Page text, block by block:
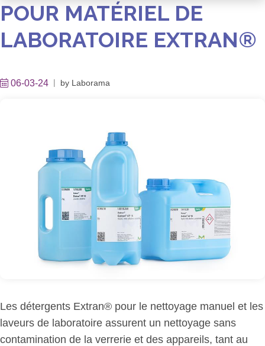
POUR MATÉRIEL DE
LABORATOIRE EXTRAN®
06-03-24 by Laborama
Les détergents Extran® pour le nettoyage manuel et les
laveurs de laboratoire assurent un nettoyage sans
contamination de la verrerie et des appareils, tant au